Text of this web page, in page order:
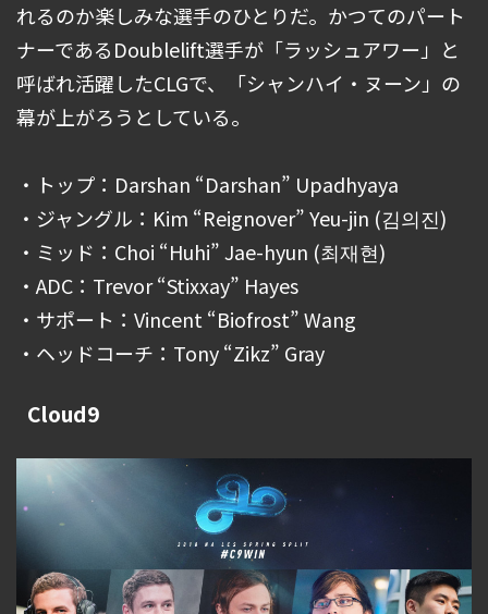
れるのか楽しみな選手のひとりだ。かつてのパート
ナーであるDoublelift選手が「ラッシュアワー」と
呼ばれ活躍したCLGで、「シャンハイ・ヌーン」の
幕が上がろうとしている。
・トップ：Darshan “Darshan” Upadhyaya
・ジャングル：Kim “Reignover” Yeu-jin (김의진)
・ミッド：Choi “Huhi” Jae-hyun (최재현)
・ADC：Trevor “Stixxay” Hayes
・サポート：Vincent “Biofrost” Wang
・ヘッドコーチ：Tony “Zikz” Gray
Cloud9